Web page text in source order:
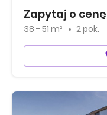
Zapytaj o cenę
38 - 51 m² 2 pok.